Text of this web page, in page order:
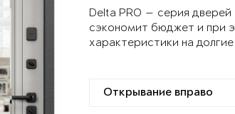
Delta PRO — серия
сэкономит бюджет и при
характеристики на